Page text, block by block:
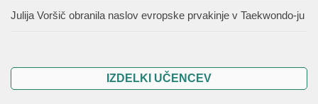
Julija Voršič obranila naslov evropske prvakinje v Taekwondo-ju
IZDELKI UČENCEV